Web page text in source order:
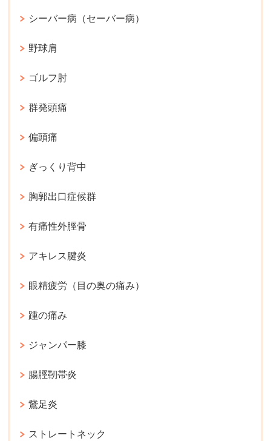
シーバー病（セーバー病）
野球肩
ゴルフ肘
群発頭痛
偏頭痛
ぎっくり背中
胸郭出口症候群
有痛性外脛骨
アキレス腱炎
眼精疲労（目の奥の痛み）
踵の痛み
ジャンパー膝
腸脛靭帯炎
鵞足炎
ストレートネック